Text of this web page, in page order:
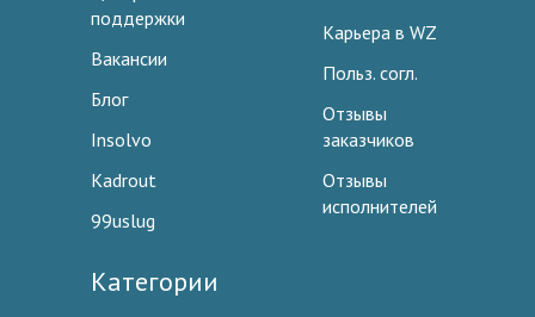
поддержки
Вакансии
Блог
Insolvo
Kadrout
99uslug
Карьера в WZ
Польз. согл.
Отзывы
заказчиков
Отзывы
исполнителей
Категории